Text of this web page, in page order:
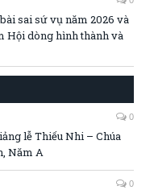
sai sứ vụ năm 2026 và
Hội dòng hình thành và
0
lễ Thiếu Nhi – Chúa
Năm A
0